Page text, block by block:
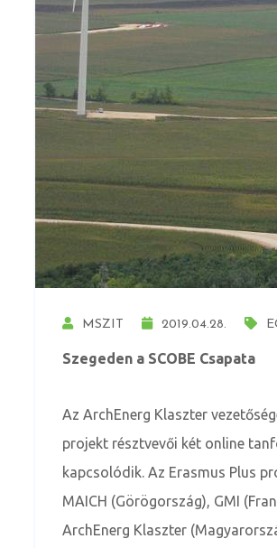
MSZIT 2019.04.28.
Szegeden a SCOBE Csapata
Az ArchEnerg Klaszter
projekt résztvevői két online
kapcsolódik. Az Erasmus Plus
MAICH (Görögország), GMI
ArchEnerg Klaszter